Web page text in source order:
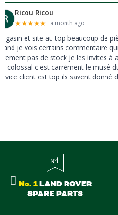
Ricou Ricou
★★★★★ a month ago
et site au top beaucoup de
je vois certains commentaire qui
pas de stock je les invites à
colossal c est carrément le musé
client est top ils savent donné
pas à la vente ils sont
No. 1LAND ROVER
SPARE PARTS